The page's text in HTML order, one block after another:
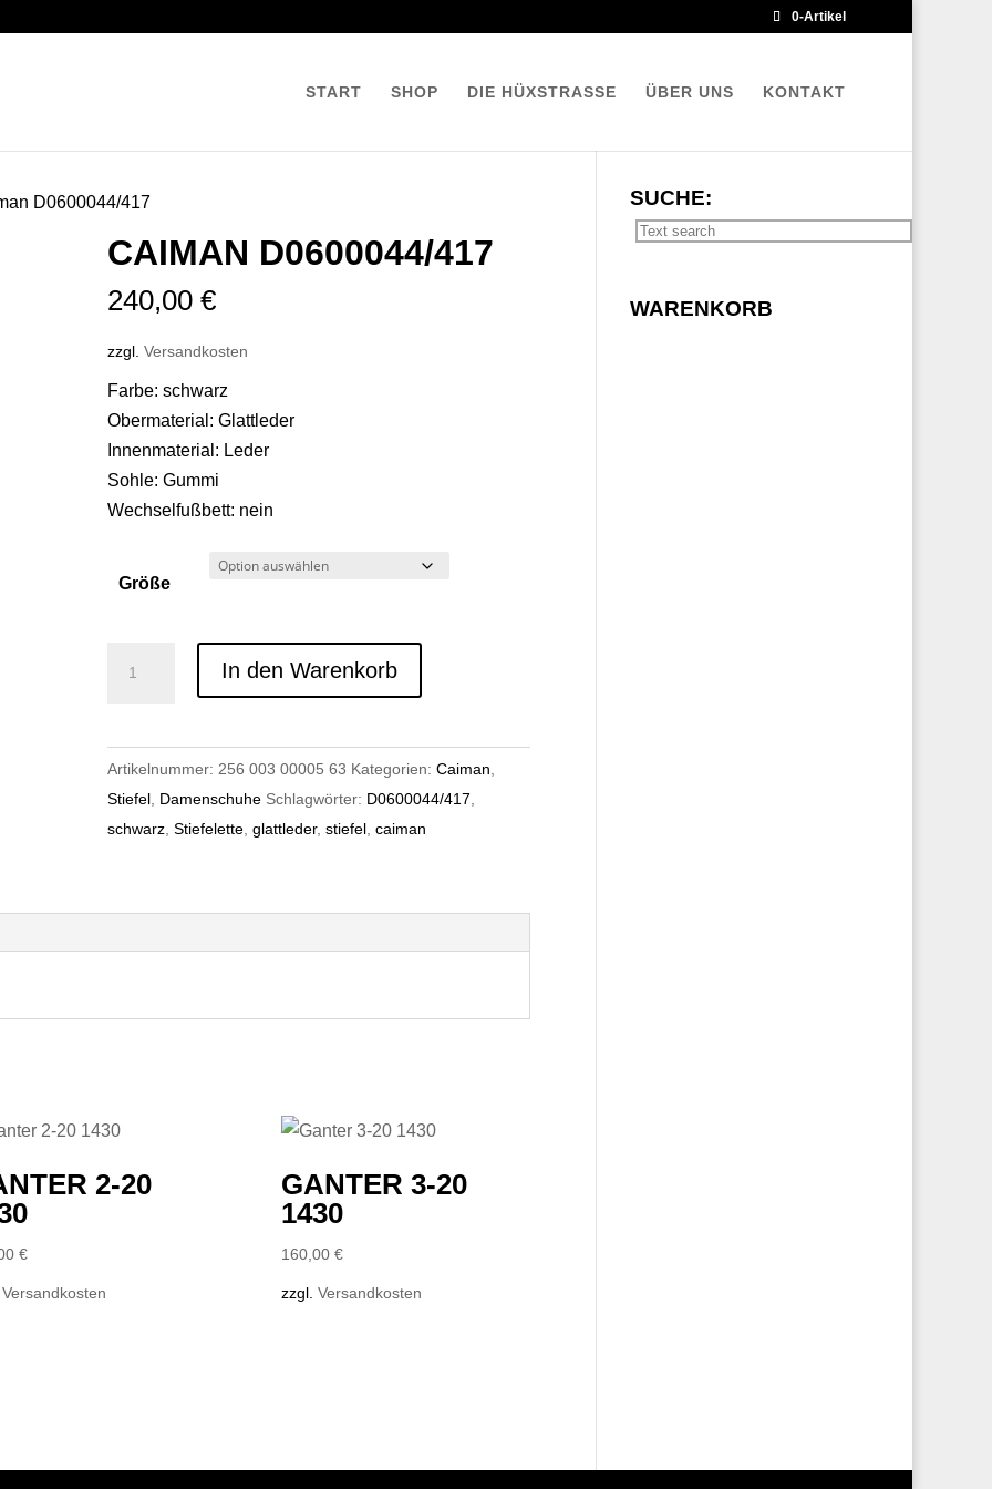
0-Artikel
START SHOP DIE HÜXSTRASSE ÜBER UNS KONTAKT
D0600044/417
CAIMAN D0600044/417
240,00€
zzgl.Versandkosten
Farbe: schwarz
Obermaterial: Glattleder
Innenmaterial: Leder
Sohle: Gummi
Wechselfußbett: nein
Größe
In den Warenkorb
Artikelnummer: 256 003 00005 63 Kategorien:Caiman
Stiefel Damenschuhe Schlagwörter: D0600044/417
schwarz ,Stiefelette ,glattleder,stiefel ,caiman
2-20
€
Versandkosten
GANTER 3-20
1430
160,00 €
zzgl. Versandkosten
SUCHE:
WARENKORB